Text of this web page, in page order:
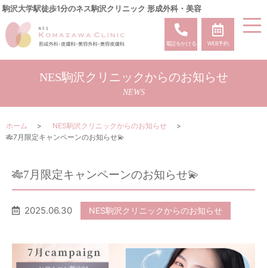
駒沢大学駅徒歩1分のネス駒沢クリニック 形成外科・美容
電話をかける WEB予約
NES駒沢クリニックからのお知らせ
NEWS
ホーム
NES駒沢クリニックからのお知らせ
🎋7月限定キャンペーンのお知らせ💫
🎋7月限定キャンペーンのお知らせ💫
2025.06.30 NES駒沢クリニックからのお知らせ